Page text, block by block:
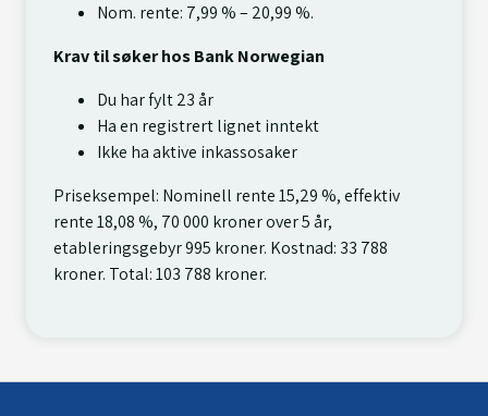
Nom. rente: 7,99 % – 20,99 %.
Krav til søker hos Bank Norwegian
Du har fylt 23 år
Ha en registrert lignet inntekt
Ikke ha aktive inkassosaker
Priseksempel: Nominell rente 15,29 %, effektiv
rente 18,08 %, 70 000 kroner over 5 år,
etableringsgebyr 995 kroner. Kostnad: 33 788
kroner. Total: 103 788 kroner.